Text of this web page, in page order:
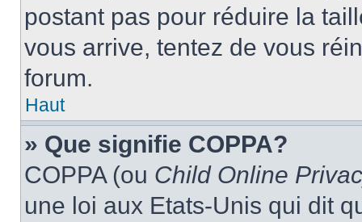
postant pas pour réduire la
vous arrive, tentez de vous
forum.
Haut
» Que signifie COPPA?
COPPA (ou Child Online
une loi aux Etats-Unis qui dit